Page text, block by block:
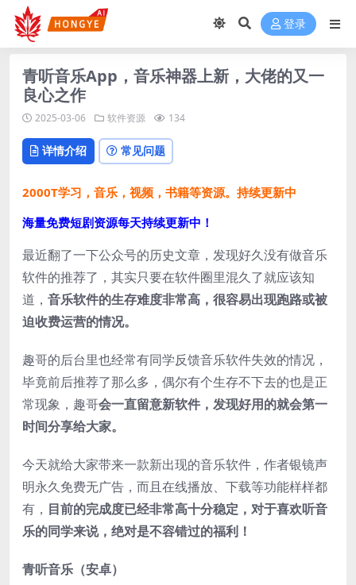
登录
青听音乐App，音乐神器上新，大佬的又一
良心之作
2025-03-06 软件资源 134
详情介绍 常见问题
2000T学习，音乐，视频，书籍等资源。持续更新中
海量免费短剧资源每天持续更新中！
最近翻了一下公众号的历史文章，发现好久没有做音乐
软件的推荐了，其实只要在软件圈里混久了就应该知
道， 音乐软件的生存难度非常高，很容易出现跑路或被
迫收费运营的情况。
趣哥的后台里也经常有同学反馈音乐软件失效的情况，
毕竟前后推荐了那么多，偶尔有个生存不下去的也是正
常现象，趣哥会一直留意新软件，发现好用的就会第一
时间分享给大家。
今天就给大家带来一款新出现的音乐软件，作者银镜声
明永久免费无广告，而且在线播放、下载等功能样样都
有， 目前的完成度已经非常高十分稳定，对于喜欢听音
乐的同学来说，绝对是不容错过的福利！
青听音乐（安卓）